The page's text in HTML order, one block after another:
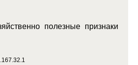
полезные признаки